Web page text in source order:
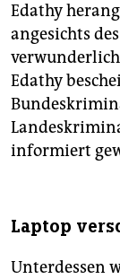
Edathy
angesichts
Edathy
informiert
Laptop
Unterdessen